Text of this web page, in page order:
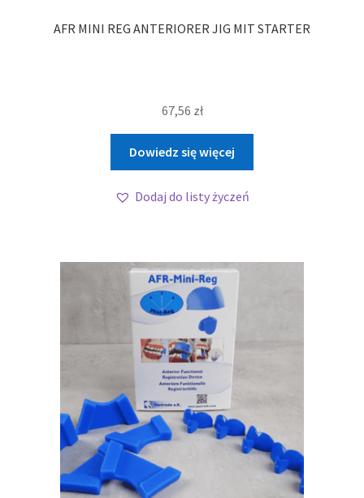
AFR MINI REG ANTERIORER JIG MIT STARTER
67,56 zł
Dowiedz się więcej
Dodaj do listy życzeń